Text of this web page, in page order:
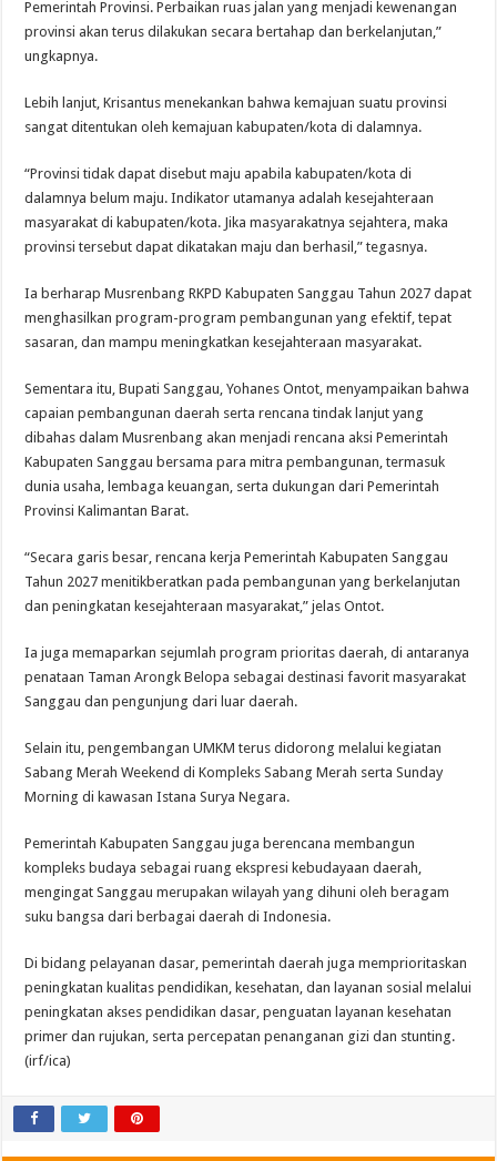
Pemerintah Provinsi. Perbaikan ruas jalan yang menjadi kewenangan
provinsi akan terus dilakukan secara bertahap dan berkelanjutan,”
ungkapnya.
Lebih lanjut, Krisantus menekankan bahwa kemajuan suatu provinsi
sangat ditentukan oleh kemajuan kabupaten/kota di dalamnya.
“Provinsi tidak dapat disebut maju apabila kabupaten/kota di
dalamnya belum maju. Indikator utamanya adalah kesejahteraan
masyarakat di kabupaten/kota. Jika masyarakatnya sejahtera, maka
provinsi tersebut dapat dikatakan maju dan berhasil,” tegasnya.
Ia berharap Musrenbang RKPD Kabupaten Sanggau Tahun 2027 dapat
menghasilkan program-program pembangunan yang efektif, tepat
sasaran, dan mampu meningkatkan kesejahteraan masyarakat.
Sementara itu, Bupati Sanggau, Yohanes Ontot, menyampaikan bahwa
capaian pembangunan daerah serta rencana tindak lanjut yang
dibahas dalam Musrenbang akan menjadi rencana aksi Pemerintah
Kabupaten Sanggau bersama para mitra pembangunan, termasuk
dunia usaha, lembaga keuangan, serta dukungan dari Pemerintah
Provinsi Kalimantan Barat.
“Secara garis besar, rencana kerja Pemerintah Kabupaten Sanggau
Tahun 2027 menitikberatkan pada pembangunan yang berkelanjutan
dan peningkatan kesejahteraan masyarakat,” jelas Ontot.
Ia juga memaparkan sejumlah program prioritas daerah, di antaranya
penataan Taman Arongk Belopa sebagai destinasi favorit masyarakat
Sanggau dan pengunjung dari luar daerah.
Selain itu, pengembangan UMKM terus didorong melalui kegiatan
Sabang Merah Weekend di Kompleks Sabang Merah serta Sunday
Morning di kawasan Istana Surya Negara.
Pemerintah Kabupaten Sanggau juga berencana membangun
kompleks budaya sebagai ruang ekspresi kebudayaan daerah,
mengingat Sanggau merupakan wilayah yang dihuni oleh beragam
suku bangsa dari berbagai daerah di Indonesia.
Di bidang pelayanan dasar, pemerintah daerah juga memprioritaskan
peningkatan kualitas pendidikan, kesehatan, dan layanan sosial melalui
peningkatan akses pendidikan dasar, penguatan layanan kesehatan
primer dan rujukan, serta percepatan penanganan gizi dan stunting.
(irf/ica)